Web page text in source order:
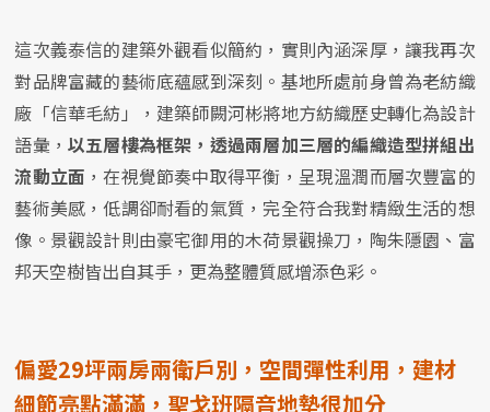
這次義泰信的建築外觀看似簡約，實則內涵深厚，讓我再次
對品牌富藏的藝術底蘊感到深刻。基地所處前身曾為老紡織
廠「信華毛紡」，建築師闕河彬將地方紡織歷史轉化為設計
語彙，以五層樓為框架，透過兩層加三層的編織造型拼組出
流動立面 ，在視覺節奏中取得平衡，呈現溫潤而層次豐富的
藝術美感，低調卻耐看的氣質，完全符合我對精緻生活的想
像。景觀設計則由豪宅御用的木荷景觀操刀，陶朱隱園、富
邦天空樹皆出自其手，更為整體質感增添色彩。
偏愛29坪兩房兩衛戶別，空間彈性利用，建材
細節亮點滿滿，聖戈班隔音地墊很加分